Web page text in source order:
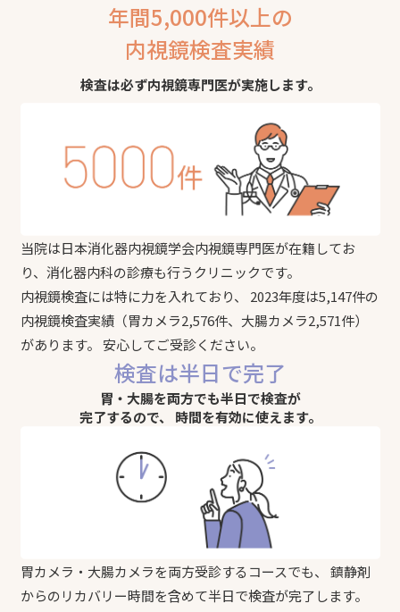
年間5,000件以上の
内視鏡検査実績
検査は必ず内視鏡専門医が実施します。
当院は日本消化器内視鏡学会内視鏡専門医が在籍してお
り、消化器内科の診療も行うクリニックです。
内視鏡検査には特に力を入れており、 2023年度は5,147件の
内視鏡検査実績（胃カメラ2,576件、大腸カメラ2,571件）
があります。 安心してご受診ください。
検査は半日で完了
胃・大腸を両方でも半日で検査が
完了するので、
時間を有効に使えます。
胃カメラ・大腸カメラを両方受診するコースでも、 鎮静剤
からのリカバリー時間を含めて半日で検査が完了します。